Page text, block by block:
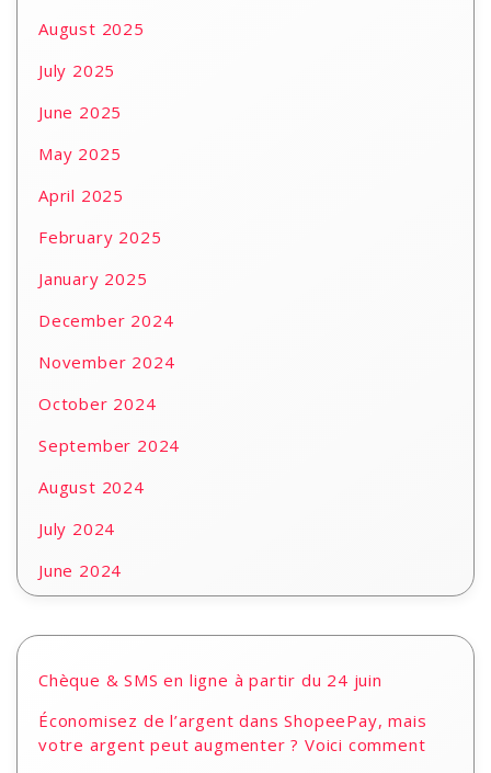
August 2025
July 2025
June 2025
May 2025
April 2025
February 2025
January 2025
December 2024
November 2024
October 2024
September 2024
August 2024
July 2024
June 2024
Chèque & SMS en ligne à partir du 24 juin
Économisez de l’argent dans ShopeePay, mais
votre argent peut augmenter ? Voici comment